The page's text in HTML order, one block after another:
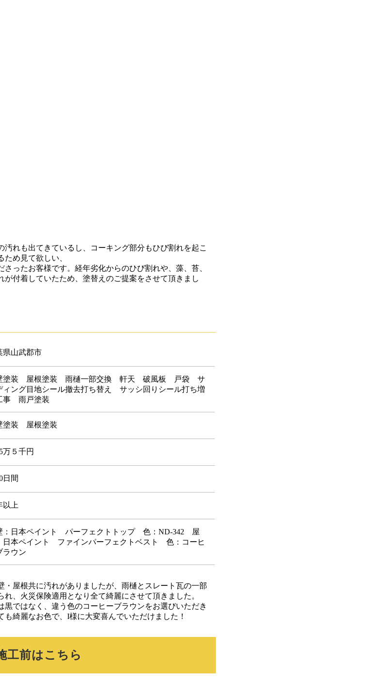
汚れも出てきているし、コーキング部分もひび割れを起こ
ため見て欲しい、
さったお客様です。経年劣化からのひび割れや、藻、苔、
が付着していたため、塗替えのご提案をさせて頂きまし
県山武郡市
塗装 屋根塗装 雨樋一部交換 軒天 破風板 戸袋 サ
ィング目地シール撤去打ち替え サッシ回りシール打ち増
事 雨戸塗装
塗装 屋根塗装
万５千円
日間
以上
：日本ペイント パーフェクトトップ 色：ND-342 屋
日本ペイント ファインパーフェクトベスト 色：コーヒ
ラウン
・屋根共に汚れがありましたが、雨樋とスレート瓦の一部
れ、火災保険適用となり全て綺麗にさせて頂きました。
黒ではなく、違う色のコーヒーブラウンをお選びいただき
も綺麗なお色で、I様に大変喜んでいただけました！
工前はこちら